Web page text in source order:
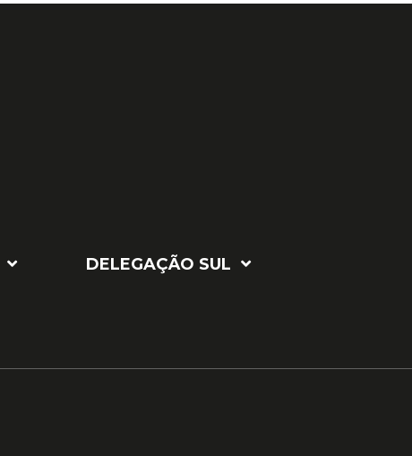
DELEGAÇÃO SUL